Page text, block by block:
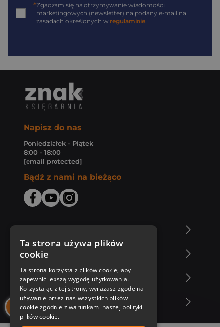
*Zgadzam się na otrzymywanie wiadomości
marketingowych (newsletter) na podany e-mail na
zasadach określonych w regulaminie
Napisz do nas
Poniedziałek - Piątek
8:00 - 18:00
[email protected]
Bądź z nami na bieżąco
Zakupy u nas
Nasza oferta
Nasi autorzy
Ta strona używa plików
cookie
Ta strona korzysta z plików cookie, aby
zapewnić lepszą wygodę użytkowania.
Korzystając z tej strony, wyrażasz zgodę na
używanie przez nas wszystkich plików
cookie zgodnie z warunkami naszej polityki
plików cookie.